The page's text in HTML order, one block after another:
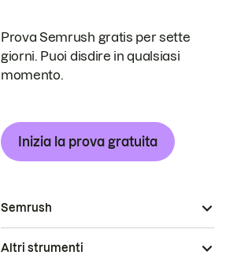
Prova Semrush gratis per sette
giorni. Puoi disdire in qualsiasi
momento.
Inizia la prova gratuita
Semrush
Altri strumenti